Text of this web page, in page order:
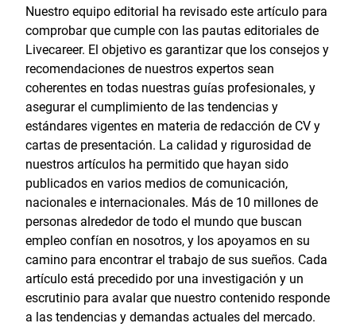
Nuestro equipo editorial ha revisado este artículo para
comprobar que cumple con las pautas editoriales de
Livecareer. El objetivo es garantizar que los consejos y
recomendaciones de nuestros expertos sean
coherentes en todas nuestras guías profesionales, y
asegurar el cumplimiento de las tendencias y
estándares vigentes en materia de redacción de CV y
cartas de presentación. La calidad y rigurosidad de
nuestros artículos ha permitido que hayan sido
publicados en varios medios de comunicación,
nacionales e internacionales. Más de 10 millones de
personas alrededor de todo el mundo que buscan
empleo confían en nosotros, y los apoyamos en su
camino para encontrar el trabajo de sus sueños. Cada
artículo está precedido por una investigación y un
escrutinio para avalar que nuestro contenido responde
a las tendencias y demandas actuales del mercado.